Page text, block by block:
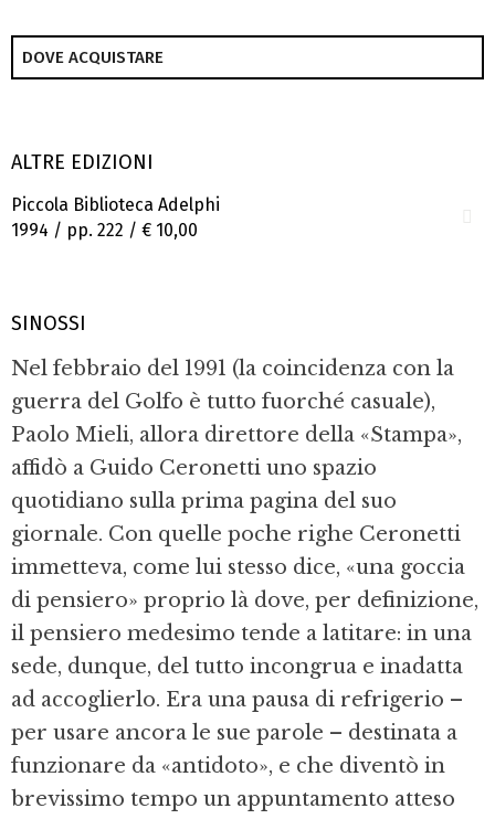
DOVE ACQUISTARE
ALTRE EDIZIONI
Piccola Biblioteca Adelphi
1994 / pp. 222 / € 10,00
SINOSSI
Nel febbraio del 1991 (la coincidenza con la
guerra del Golfo è tutto fuorché casuale),
Paolo Mieli, allora direttore della «Stampa»,
affidò a Guido Ceronetti uno spazio
quotidiano sulla prima pagina del suo
giornale. Con quelle poche righe Ceronetti
immetteva, come lui stesso dice, «una goccia
di pensiero» proprio là dove, per definizione,
il pensiero medesimo tende a latitare: in una
sede, dunque, del tutto incongrua e inadatta
ad accoglierlo. Era una pausa di refrigerio –
per usare ancora le sue parole – destinata a
funzionare da «antidoto», e che diventò in
brevissimo tempo un appuntamento atteso